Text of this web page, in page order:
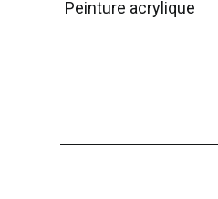
Peinture acrylique